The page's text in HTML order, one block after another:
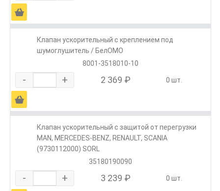
Ä
Клапан ускорительный с креплением под
шумоглушитель / БелОМО
8001-3518010-10
- + 2 369 ₽ 0 шт.
Ä
Клапан ускорительный с защитой от перегрузки
MAN, MERCEDES-BENZ, RENAULT, SCANIA
(9730112000) SORL
35180190090
- + 3 239 ₽ 0 шт.